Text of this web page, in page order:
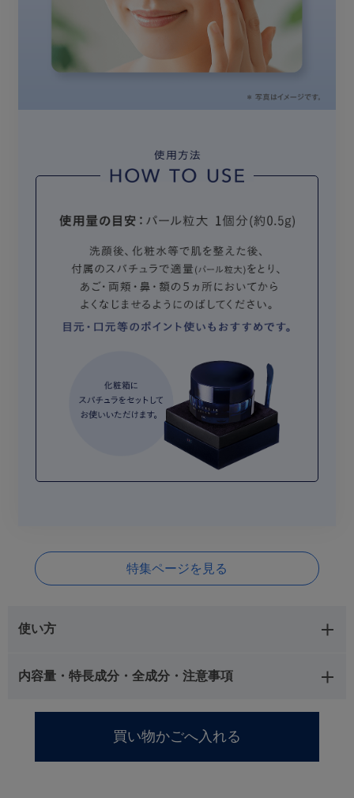
特集ページを見る
使い方
内容量・特長成分・全成分・注意事項